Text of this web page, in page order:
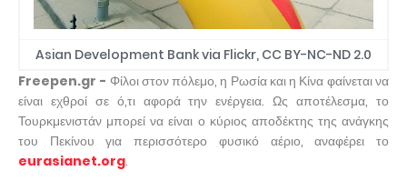
Asian Development Bank via Flickr, CC BY-NC-ND 2.0
Freepen.gr - Φίλοι στον πόλεμο, η Ρωσία και η Κίνα φαίνεται να
είναι εχθροί σε ό,τι αφορά την ενέργεια. Ως αποτέλεσμα, το
Τουρκμενιστάν μπορεί να είναι ο κύριος αποδέκτης της ανάγκης
του Πεκίνου για περισσότερο φυσικό αέριο, αναφέρει το
eurasianet.org.